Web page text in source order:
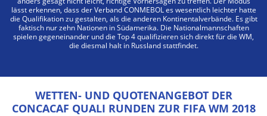
lässt erkennen, dass der Verband CONMEBOL es wesentlich leichter hatte
die Qualifikation zu gestalten, als die anderen Kontinentalverbände. Es gibt
faktisch nur zehn Nationen in Südamerika. Die Nationalmannschaften
spielen gegeneinander und die Top 4 qualifizieren sich direkt für die WM,
die diesmal halt in Russland stattfindet.
WETTEN- UND QUOTENANGEBOT DER
CONCACAF QUALI RUNDEN ZUR FIFA WM 2018